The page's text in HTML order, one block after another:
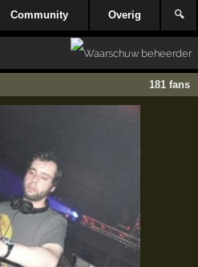
Community Overig 🔍
181 fans